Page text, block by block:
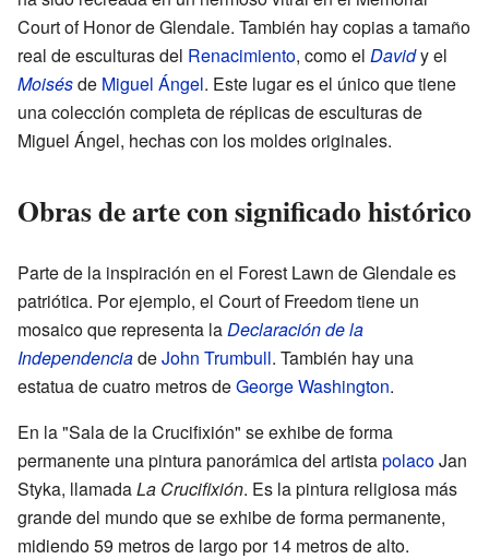
Court of Honor de Glendale. También hay copias a tamaño
real de esculturas del Renacimiento, como el Davidy el
Moisésde Miguel Ángel. Este lugar es el único que tiene
una colección completa de réplicas de esculturas de
Miguel Ángel, hechas con los moldes originales.
Obras de arte con significado histórico
Parte de la inspiración en el Forest Lawn de Glendale es
patriótica. Por ejemplo, el Court of Freedom tiene un
mosaico que representa laDeclaración de la
IndependenciadeJohn Trumbull. También hay una
estatua de cuatro metros deGeorge Washington.
En la "Sala de la Crucifixión" se exhibe de forma
permanente una pintura panorámica del artistapolacoJan
Styka, llamadaLa Crucifixión. Es la pintura religiosa más
grande del mundo que se exhibe de forma permanente,
midiendo 59 metros de largo por 14 metros de alto.